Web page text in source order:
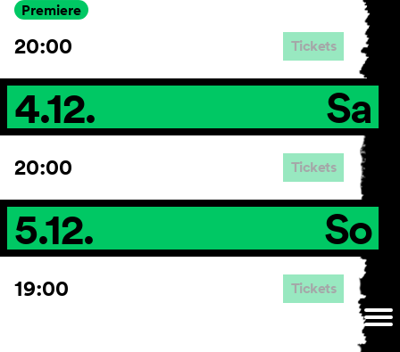
Premiere
20:00 Tickets
4.12. Sa
20:00 Tickets
5.12. So
19:00 Tickets